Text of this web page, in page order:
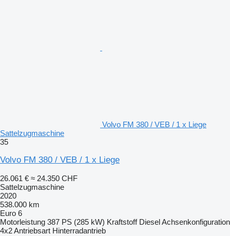
Volvo FM 380 / VEB / 1 x Liege
Sattelzugmaschine
35
Volvo FM 380 / VEB / 1 x Liege
26.061 € ≈ 24.350 CHF
Sattelzugmaschine
2020
538.000 km
Euro 6
Motorleistung 387 PS (285 kW) Kraftstoff DieselAchsenkonfiguration
4x2Antriebsart Hinterradantrieb